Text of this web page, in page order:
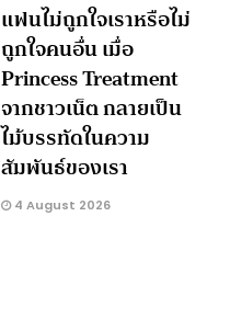
แฟนไม่ถูกใจเราหรือไม่
ถูกใจคนอื่น เมื่อ
Princess Treatment
จากชาวเน็ต กลายเป็น
ไม้บรรทัดในความ
สัมพันธ์ของเรา
4 August 2026